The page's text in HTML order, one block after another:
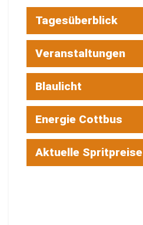
Tagesüberblick
Veranstaltungen
Blaulicht
Energie Cottbus
Aktuelle Spritpreise